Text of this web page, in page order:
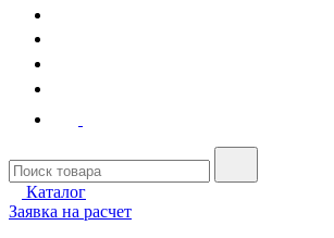
Каталог
Заявка на расчет